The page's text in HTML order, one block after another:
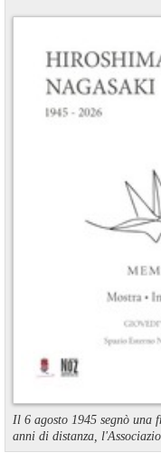
Il 6 agosto 1945 segnò una
anni di distanza,